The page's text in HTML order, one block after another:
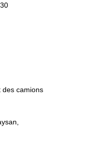
des camions